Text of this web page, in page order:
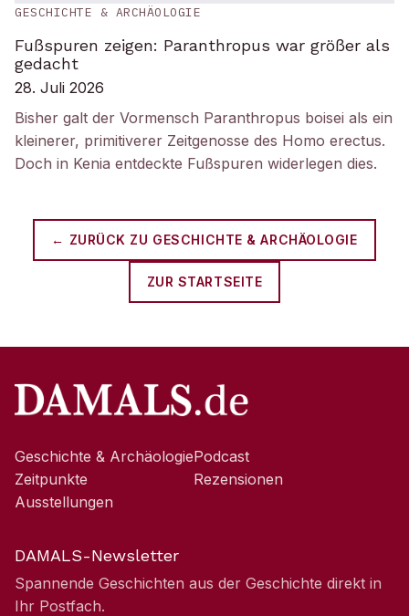
GESCHICHTE & ARCHÄOLOGIE
Fußspuren zeigen: Paranthropus war größer als
gedacht
28. Juli 2026
Bisher galt der Vormensch Paranthropus boisei als ein
kleinerer, primitiverer Zeitgenosse des Homo erectus.
Doch in Kenia entdeckte Fußspuren widerlegen dies.
← ZURÜCK ZU GESCHICHTE & ARCHÄOLOGIE
ZUR STARTSEITE
Geschichte & Archäologie
Zeitpunkte
Ausstellungen
Podcast
Rezensionen
DAMALS-Newsletter
Spannende Geschichten aus der Geschichte direkt in
Ihr Postfach.